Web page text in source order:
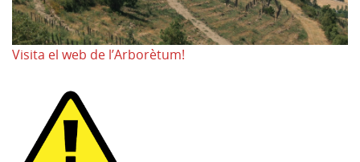
Visita el web de l’Arborètum!